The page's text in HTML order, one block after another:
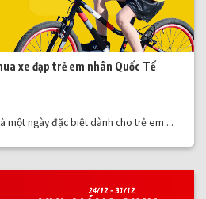
xe đạp trẻ em nhân Quốc Tế
một ngày đặc biệt dành cho trẻ em ...